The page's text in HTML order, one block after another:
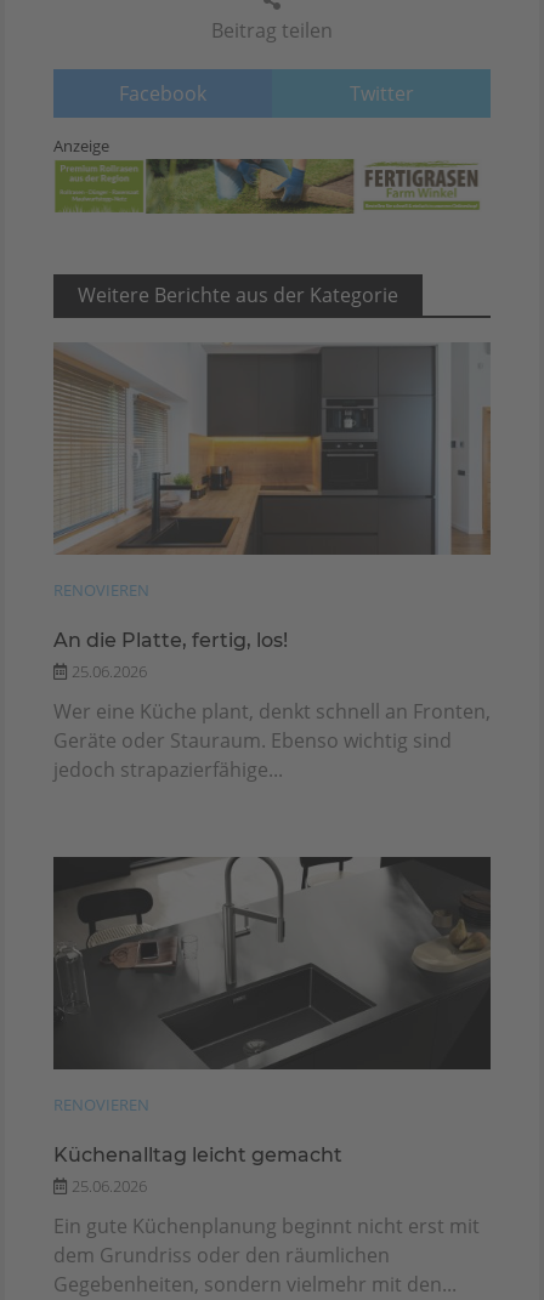
Beitrag teilen
Facebook Twitter
Anzeige
Weitere Berichte aus der Kategorie
RENOVIEREN
An die Platte, fertig, los!
25.06.2026
Wer eine Küche plant, denkt schnell an Fronten,
Geräte oder Stauraum. Ebenso wichtig sind
jedoch strapazierfähige...
RENOVIEREN
Küchenalltag leicht gemacht
25.06.2026
Ein gute Küchenplanung beginnt nicht erst mit
dem Grundriss oder den räumlichen
Gegebenheiten, sondern vielmehr mit den...